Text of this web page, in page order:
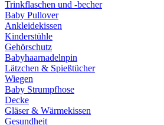
Trinkflaschen und -becher
Baby Pullover
Ankleidekissen
Kinderstühle
Gehörschutz
Babyhaarnadelnpin
Lätzchen & Spießtücher
Wiegen
Baby Strumpfhose
Decke
Gläser & Wärmekissen
Gesundheit